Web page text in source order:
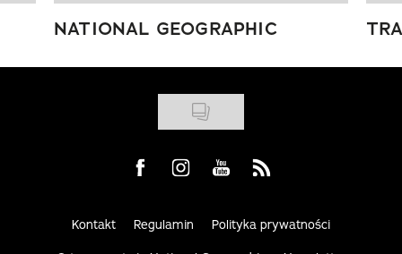
NATIONAL GEOGRAPHIC
Visit us on Facebook
Visit us on Instagram
Visit us on Youtube
Visit us on Rss
Kontakt Regulamin Polityka prywatności